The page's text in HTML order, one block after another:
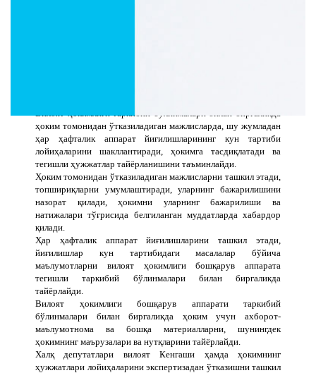
Вилоят ҳокимлиги таркибий бўлинмалари билан биргаликда
ҳоким томонидан ўтказиладиган мажлисларда, шу жумладан
ҳар ҳафталик аппарат йиғилишларининг кун тартиби
лойиҳаларини шакллантиради, ҳокимга тасдиқлатади ва
тегишли ҳужжатлар тайёрланишини таъминлайди.
Ҳоким томонидан ўтказиладиган мажлисларни ташкил этади,
топшириқларни умумлаштиради, уларнинг бажарилишини
назорат қилади, ҳокимни уларнинг бажарилиши ва
натижалари тўғрисида белгиланган муддатларда хабардор
қилади.
Ҳар ҳафталик аппарат йиғилишларини ташкил этади,
йиғилишлар кун тартибидаги масалалар бўйича
маълумотларни вилоят ҳокимлиги бошқарув аппарата
тегишли таркибий бўлинмалари билан биргаликда
тайёрлайди.
Вилоят ҳокимлиги бошқарув аппарати таркибий
бўлинмалари билан биргаликда ҳоким учун ахборот-
маълумотнома ва бошқа материалларни, шунингдек
ҳокимнинг маърузалари ва нутқларини тайёрлайди.
Халқ депутатлари вилоят Кенгаши ҳамда ҳокимнинг
ҳужжатлари лойиҳаларини экспертизадан ўтказишни ташкил